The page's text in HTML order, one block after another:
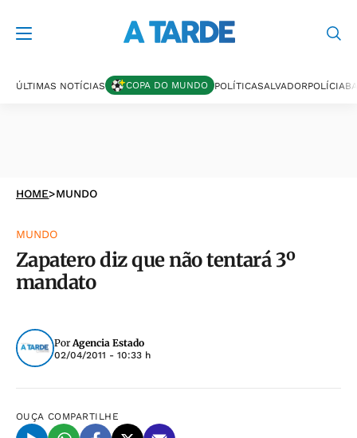
ÚLTIMAS NOTÍCIAS COPA DO MUNDO POLÍTICASALVADORPOLÍCIA
HOME>MUNDO
MUNDO
Zapatero diz que não tentará 3º
mandato
PorAgencia Estado
02/04/2011 - 10:33 h
OUÇA COMPARTILHE